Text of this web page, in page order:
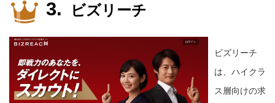
ビズリーチ
ビズリーチ
は、ハイクラ
ス層向けの求